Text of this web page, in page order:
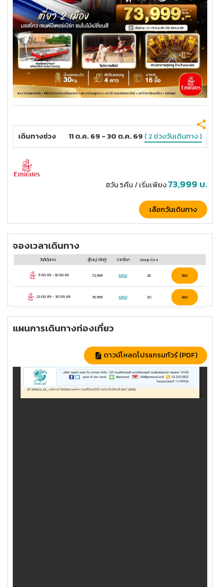
เดินทางช่วง 11 ต.ค. 69 - 30 ต.ค. 69 ( 2 ช่วงวันเดินทาง )
8วัน 5คืน/ เริ่มเพียง73,999 บ.
เลือกวันเดินทาง
จองเวลาเดินทาง
วันที่เดินทาง ผู้ใหญ่(พักคู่) ราคาอื่นๆ Group Size
11 ต.ค. 69-18 ต.ค. 69 73,999 แสดง 26 จอง
23 ต.ค. 69-30 ต.ค. 69 76,999 แสดง 20 จอง
แผนการเดินทางท่องเที่ยว
ดาวน์โหลดโปรแกรมทัวร์ (PDF)